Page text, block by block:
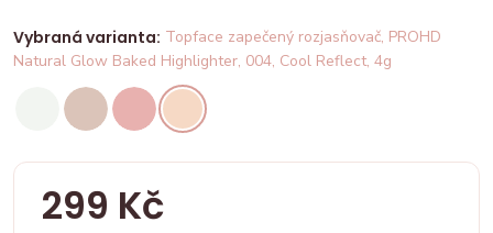
Vybraná varianta: Topface zapečený rozjasňovač, PROHD
Natural Glow Baked Highlighter, 004, Cool Reflect, 4g
299 Kč